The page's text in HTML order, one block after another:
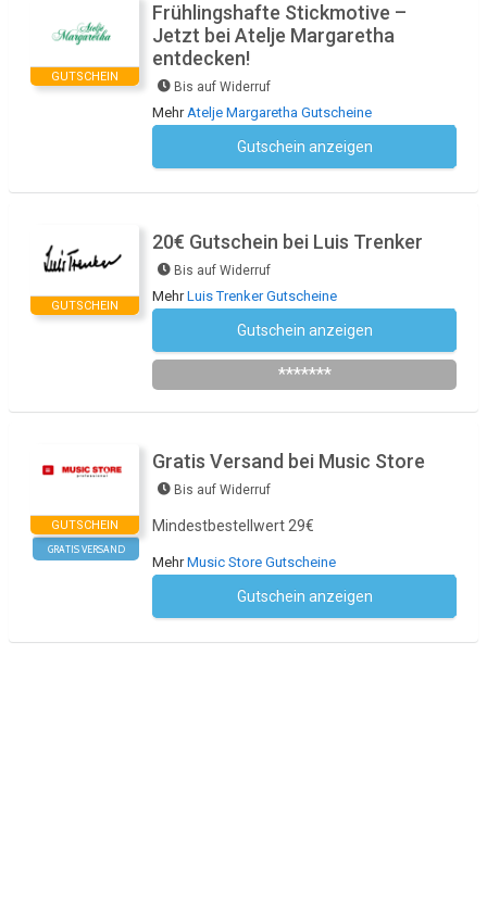
GUTSCHEIN
Frühlingshafte Stickmotive –
Jetzt bei Atelje Margaretha
entdecken!
Bis auf Widerruf
MehrAtelje Margaretha Gutscheine
Gutschein anzeigen
GUTSCHEIN
20€ Gutschein bei Luis Trenker
Bis auf Widerruf
MehrLuis Trenker Gutscheine
Gutschein anzeigen
*******
GUTSCHEIN
GRATIS VERSAND
Gratis Versand bei Music Store
Bis auf Widerruf
Mindestbestellwert 29€
MehrMusic Store Gutscheine
Gutschein anzeigen